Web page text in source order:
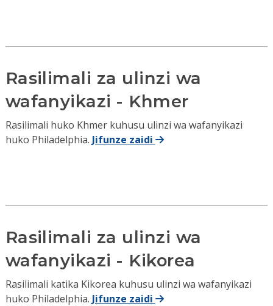
Rasilimali za ulinzi wa
wafanyikazi - Khmer
Rasilimali huko Khmer kuhusu ulinzi wa wafanyikazi
huko Philadelphia. Jifunze zaidi
Rasilimali za ulinzi wa
wafanyikazi - Kikorea
Rasilimali katika Kikorea kuhusu ulinzi wa wafanyikazi
huko Philadelphia. Jifunze zaidi